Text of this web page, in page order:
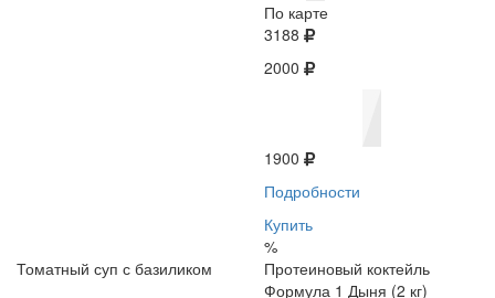
По карте
3188
2000
1900
Подробности
Купить
%
Томатный суп с базиликом
Протеиновый коктейль
Формула 1 Дыня (2 кг)